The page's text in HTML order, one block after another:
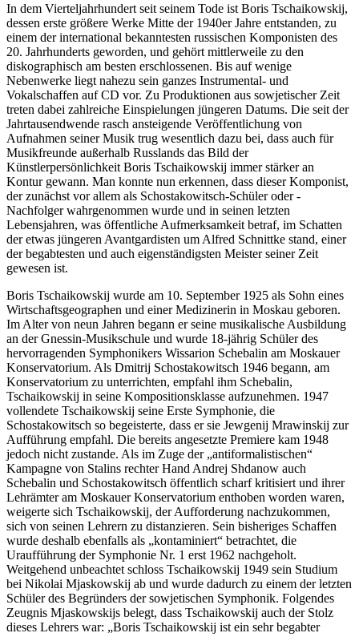
In dem Vierteljahrhundert seit seinem Tode ist Boris Tschaikowskij,
dessen erste größere Werke Mitte der 1940er Jahre entstanden, zu
einem der international bekanntesten russischen Komponisten des
20. Jahrhunderts geworden, und gehört mittlerweile zu den
diskographisch am besten erschlossenen. Bis auf wenige
Nebenwerke liegt nahezu sein ganzes Instrumental- und
Vokalschaffen auf CD vor. Zu Produktionen aus sowjetischer Zeit
treten dabei zahlreiche Einspielungen jüngeren Datums. Die seit der
Jahrtausendwende rasch ansteigende Veröffentlichung von
Aufnahmen seiner Musik trug wesentlich dazu bei, dass auch für
Musikfreunde außerhalb Russlands das Bild der
Künstlerpersönlichkeit Boris Tschaikowskij immer stärker an
Kontur gewann. Man konnte nun erkennen, dass dieser Komponist,
der zunächst vor allem als Schostakowitsch-Schüler oder -
Nachfolger wahrgenommen wurde und in seinen letzten
Lebensjahren, was öffentliche Aufmerksamkeit betraf, im Schatten
der etwas jüngeren Avantgardisten um Alfred Schnittke stand, einer
der begabtesten und auch eigenständigsten Meister seiner Zeit
gewesen ist.
Boris Tschaikowskij wurde am 10. September 1925 als Sohn eines
Wirtschaftsgeographen und einer Medizinerin in Moskau geboren.
Im Alter von neun Jahren begann er seine musikalische Ausbildung
an der Gnessin-Musikschule und wurde 18-jährig Schüler des
hervorragenden Symphonikers Wissarion Schebalin am Moskauer
Konservatorium. Als Dmitrij Schostakowitsch 1946 begann, am
Konservatorium zu unterrichten, empfahl ihm Schebalin,
Tschaikowskij in seine Kompositionsklasse aufzunehmen. 1947
vollendete Tschaikowskij seine Erste Symphonie, die
Schostakowitsch so begeisterte, dass er sie Jewgenij Mrawinskij zur
Aufführung empfahl. Die bereits angesetzte Premiere kam 1948
jedoch nicht zustande. Als im Zuge der „antiformalistischen“
Kampagne von Stalins rechter Hand Andrej Shdanow auch
Schebalin und Schostakowitsch öffentlich scharf kritisiert und ihrer
Lehrämter am Moskauer Konservatorium enthoben worden waren,
weigerte sich Tschaikowskij, der Aufforderung nachzukommen,
sich von seinen Lehrern zu distanzieren. Sein bisheriges Schaffen
wurde deshalb ebenfalls als „kontaminiert“ betrachtet, die
Uraufführung der Symphonie Nr. 1 erst 1962 nachgeholt.
Weitgehend unbeachtet schloss Tschaikowskij 1949 sein Studium
bei Nikolai Mjaskowskij ab und wurde dadurch zu einem der letzten
Schüler des Begründers der sowjetischen Symphonik. Folgendes
Zeugnis Mjaskowskijs belegt, dass Tschaikowskij auch der Stolz
dieses Lehrers war: „Boris Tschaikowskij ist ein sehr begabter